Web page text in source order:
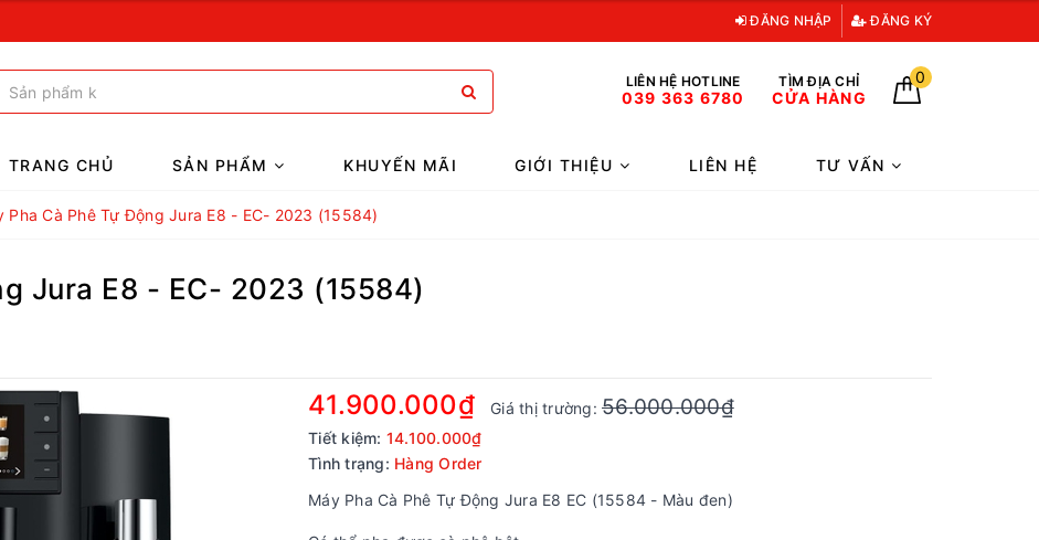
ĐĂNG NHẬP ĐĂNG KÝ
LIÊN HỆ HOTLINE
039 363 6780
TÌM ĐỊA CHỈ
CỬA HÀNG
0
TRANG CHỦ SẢN PHẨM KHUYẾN MÃI GIỚI THIỆU LIÊN HỆ TƯ VẤN
Pha Cà Phê Tự Động Jura E8 - EC- 2023 (15584)
Jura E8 - EC- 2023 (15584)
41.900.000₫ Giá thị trường: 56.000.000₫
Tiết kiệm: 14.100.000₫
Tình trạng: Hàng Order
Máy Pha Cà Phê Tự Động Jura E8 EC (15584 - Màu đen)